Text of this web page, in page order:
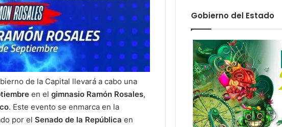
de la Capital llevará a cabo una
en el gimnasio Ramón Rosales,
. Este evento se enmarca en la
por el Senado de la República en
Gobierno del Estado